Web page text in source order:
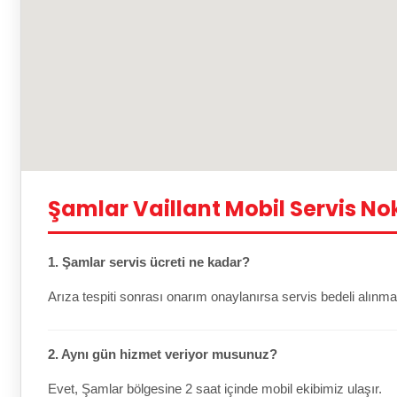
Şamlar Vaillant Mobil Servis
1. Şamlar servis ücreti ne kadar?
Arıza tespiti sonrası onarım onaylanırsa servis bedeli
2. Aynı gün hizmet veriyor musunuz?
Evet, Şamlar bölgesine 2 saat içinde mobil ekibimiz ulaşır.